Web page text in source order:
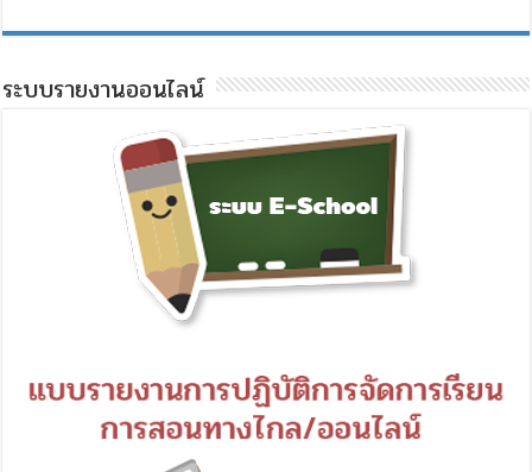
ระบบรายงานออนไลน์